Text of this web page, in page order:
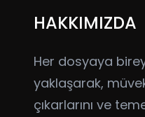
HAKKIMIZDA
Her dosyaya
yaklaşarak,
çıkarlarını ve